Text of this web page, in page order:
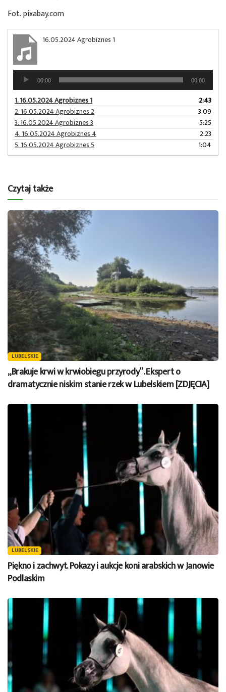
Fot. pixabay.com
16.05.2024 Agrobiznes 1
Odtwarzacz
plików
dźwiękowych
00:00 00:00
1.16.05.2024 Agrobiznes 1
2:43
2.16.05.2024 Agrobiznes 2
3:09
3.16.05.2024 Agrobiznes 3
5:25
4.16.05.2024 Agrobiznes 4
2:23
5.16.05.2024 Agrobiznes 5 1:04
Czytaj także
LUBELSKIE
„Brakuje krwi w krwiobiegu przyrody”. Ekspert o
dramatycznie niskim stanie rzek w Lubelskiem [ZDJĘCIA]
LUBELSKIE
Piękno i zachwyt. Pokazy i aukcje koni arabskich w Janowie
Podlaskim